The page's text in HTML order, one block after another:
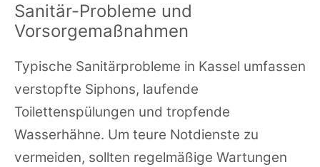
Sanitär-Probleme und
Vorsorgemaßnahmen
Typische Sanitärprobleme in Kassel umfassen
verstopfte Siphons, laufende
Toilettenspülungen und tropfende
Wasserhähne. Um teure Notdienste zu
vermeiden, sollten regelmäßige Wartungen